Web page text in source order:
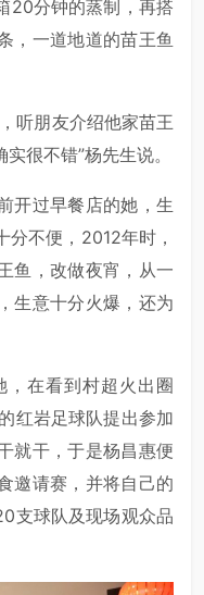
20分钟的蒸制，再搭
，一道地道的苗王鱼
听朋友介绍他家苗王
很不错”杨先生说。
开过早餐店的她，生
不便，2012年时，
鱼，改做夜宵，从一
生意十分火爆，还为
在看到村超火出圈
红岩足球队提出参加
就干，于是杨昌惠便
邀请赛，并将自己的
支球队及现场观众品